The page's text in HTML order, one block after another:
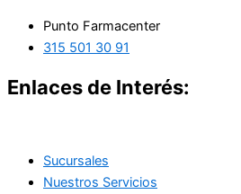
Punto Farmacenter
315 501 30 91
Enlaces de Interés:
Sucursales
Nuestros Servicios